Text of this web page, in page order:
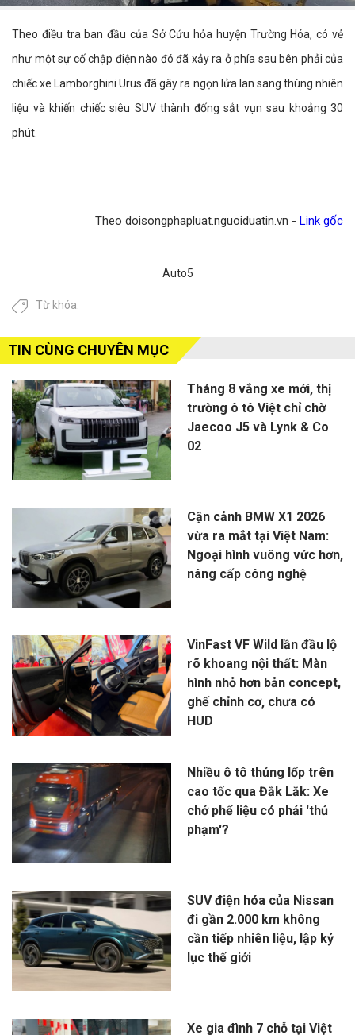
Theo điều tra ban đầu của Sở Cứu hỏa huyện Trường Hóa, có vẻ
như một sự cố chập điện nào đó đã xảy ra ở phía sau bên phải của
chiếc xe Lamborghini Urus đã gây ra ngọn lửa lan sang thùng nhiên
liệu và khiến chiếc siêu SUV thành đống sắt vụn sau khoảng 30
phút.
Theo doisongphapluat.nguoiduatin.vn - Link gốc
Auto5
Từ khóa:
TIN CÙNG CHUYÊN MỤC
Tháng 8 vắng xe mới, thị
trường ô tô Việt chỉ chờ
Jaecoo J5 và Lynk & Co
02
Cận cảnh BMW X1 2026
vừa ra mắt tại Việt Nam:
Ngoại hình vuông vức hơn,
nâng cấp công nghệ
VinFast VF Wild lần đầu lộ
rõ khoang nội thất: Màn
hình nhỏ hơn bản concept,
ghế chỉnh cơ, chưa có
HUD
Nhiều ô tô thủng lốp trên
cao tốc qua Đắk Lắk: Xe
chở phế liệu có phải 'thủ
phạm'?
SUV điện hóa của Nissan
đi gần 2.000 km không
cần tiếp nhiên liệu, lập kỷ
lục thế giới
Xe gia đình 7 chỗ tại Việt